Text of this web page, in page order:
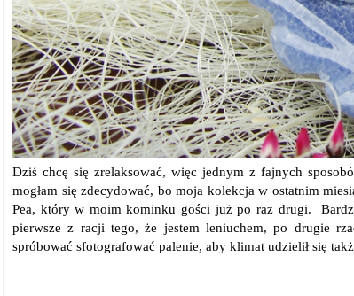
Dziś chcę się zrelaksować, więc jednym z fajnych
mogłam się zdecydować, bo moja kolekcja w ostatnim
Pea, który w moim kominku gości już po raz drugi.
pierwsze z racji tego, że jestem leniuchem, po drugie
spróbować sfotografować palenie, aby klimat udzielił się